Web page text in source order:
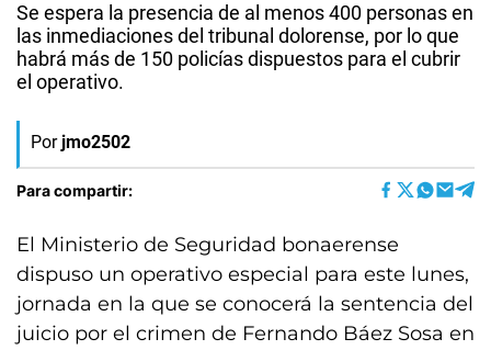
Se espera la presencia de al menos 400 personas en
las inmediaciones del tribunal dolorense, por lo que
habrá más de 150 policías dispuestos para el cubrir
el operativo.
Por jmo2502
Para compartir:
El Ministerio de Seguridad bonaerense
dispuso un operativo especial para este lunes,
jornada en la que se conocerá la sentencia del
juicio por el crimen de Fernando Báez Sosa en